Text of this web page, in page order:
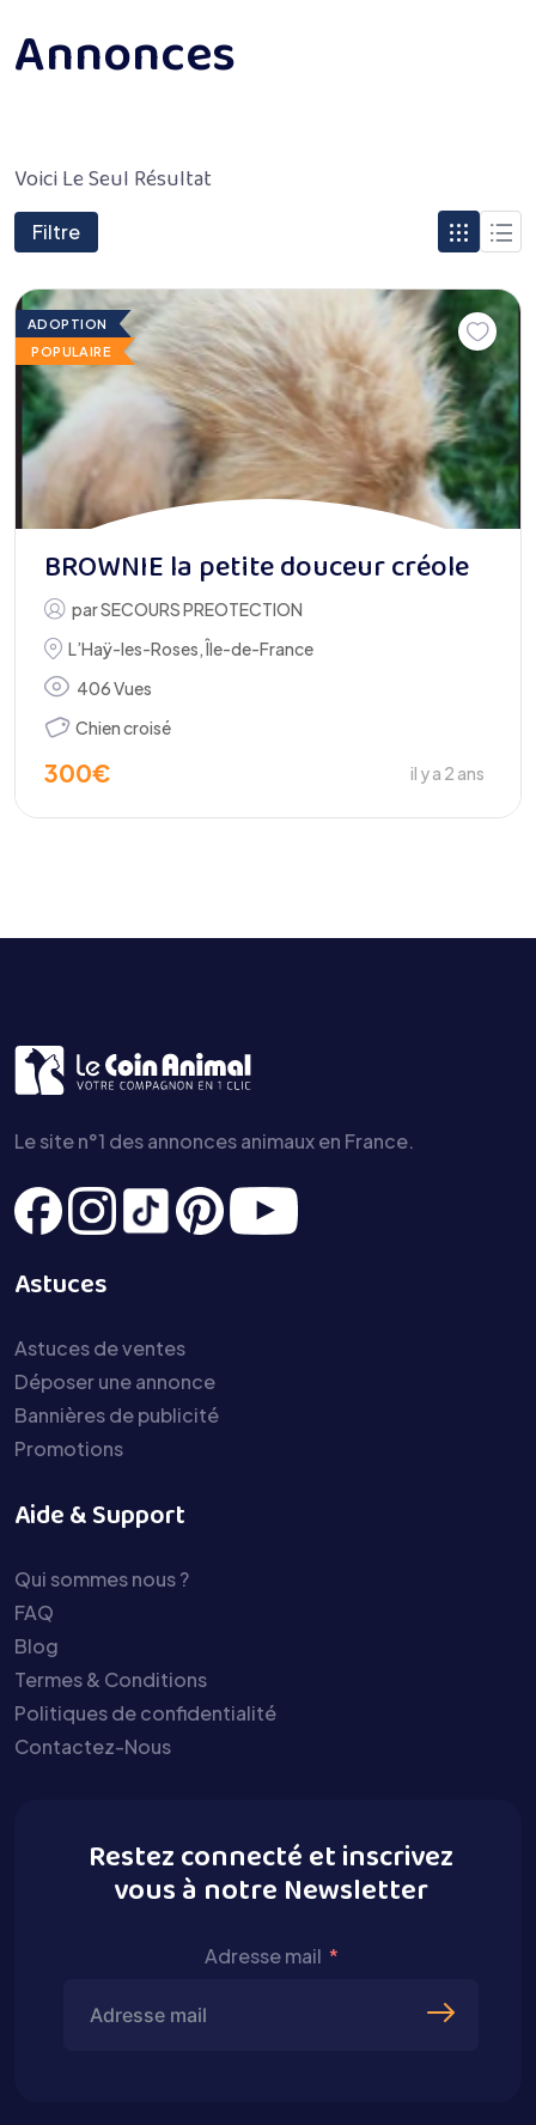
Annonces
Voici Le Seul Résultat
Filtre
ADOPTION
POPULAIRE
BROWNIE la petite douceur créole
parSECOURS PREOTECTION
L’Haÿ-les-Roses,Île-de-France
406 Vues
Chien croisé
300€ il y a 2 ans
Le site n°1 des annonces animaux en France.
Astuces
Astuces de ventes
Déposer une annonce
Bannières de publicité
Promotions
Aide & Support
Qui sommes nous ?
FAQ
Blog
Termes & Conditions
Politiques de confidentialité
Contactez-Nous
Restez connecté et inscrivez
vous à notre Newsletter
Adresse mail